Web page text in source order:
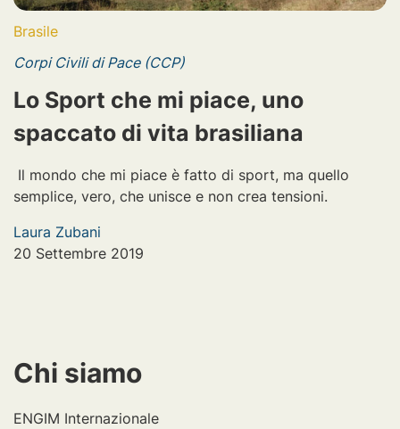
Brasile
Corpi Civili di Pace (CCP)
Lo Sport che mi piace, uno
spaccato di vita brasiliana
Il mondo che mi piace è fatto di sport, ma quello
semplice, vero, che unisce e non crea tensioni.
Laura Zubani
20 Settembre 2019
Chi siamo
ENGIM Internazionale